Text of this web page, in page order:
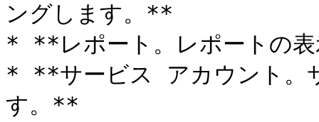
ングします。**
* **レポート。レポートの
* **サービス アカウント。
す。**